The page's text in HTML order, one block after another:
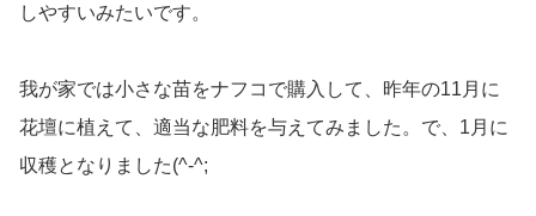
しやすいみたいです。
我が家では小さな苗をナフコで購入して、昨年の11月に
花壇に植えて、適当な肥料を与えてみました。で、1月に
収穫となりました(^-^;